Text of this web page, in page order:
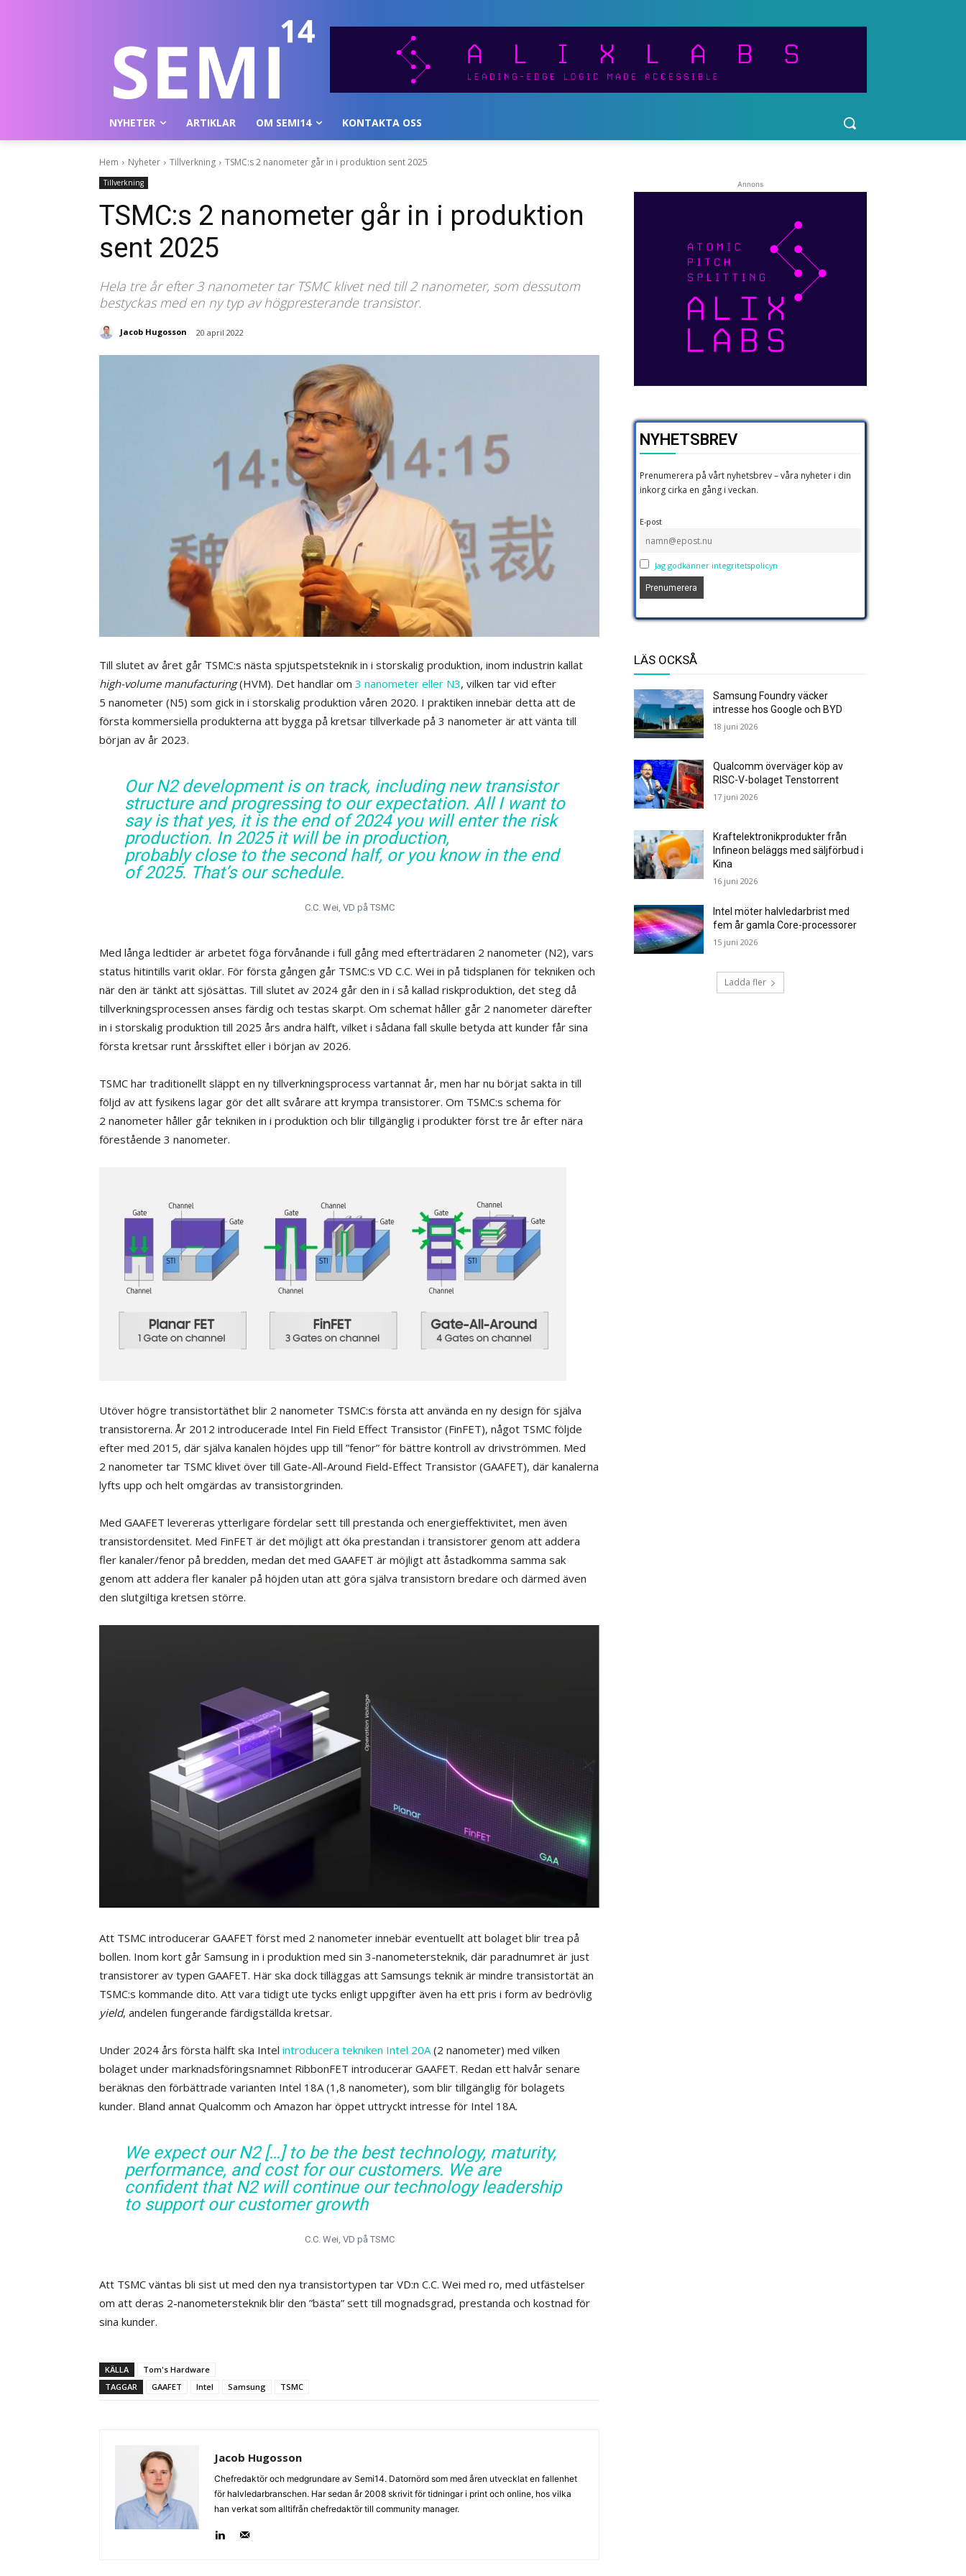
NYHETER ARTIKLAR OM SEMI14 KONTAKTA OSS
Hem Nyheter Tillverkning TSMC:s 2 nanometer går in i produktion sent 2025
Tillverkning
TSMC:s 2 nanometer går in i produktion
sent 2025
Hela tre år efter 3 nanometer tar TSMC klivet ned till 2 nanometer, som dessutom
bestyckas med en ny typ av högpresterande transistor.
Jacob Hugosson 20 april 2022
Till slutet av året går TSMC:s nästa spjutspetsteknik in i storskalig produktion, inom industrin kallat
high-volume manufacturing(HVM). Det handlar om 3 nanometer eller N3, vilken tar vid efter
5 nanometer (N5) som gick in i storskalig produktion våren 2020. I praktiken innebär detta att de
första kommersiella produkterna att bygga på kretsar tillverkade på 3 nanometer är att vänta till
början av år 2023.
Our N2 development is on track, including new transistor
structure and progressing to our expectation. All I want to
say is that yes, it is the end of 2024 you will enter the risk
production. In 2025 it will be in production,
probably close to the second half, or you know in the end
of 2025. That’s our schedule.
C.C. Wei, VD på TSMC
Med långa ledtider är arbetet föga förvånande i full gång med efterträdaren 2 nanometer (N2), vars
status hitintills varit oklar. För första gången går TSMC:s VD C.C. Wei in på tidsplanen för tekniken och
när den är tänkt att sjösättas. Till slutet av 2024 går den in i så kallad riskproduktion, det steg då
tillverkningsprocessen anses färdig och testas skarpt. Om schemat håller går 2 nanometer därefter
in i storskalig produktion till 2025 års andra hälft, vilket i sådana fall skulle betyda att kunder får sina
första kretsar runt årsskiftet eller i början av 2026.
TSMC har traditionellt släppt en ny tillverkningsprocess vartannat år, men har nu börjat sakta in till
följd av att fysikens lagar gör det allt svårare att krympa transistorer. Om TSMC:s schema för
2 nanometer håller går tekniken in i produktion och blir tillgänglig i produkter först tre år efter nära
förestående 3 nanometer.
Utöver högre transistortäthet blir 2 nanometer TSMC:s första att använda en ny design för själva
transistorerna. År 2012 introducerade Intel Fin Field Effect Transistor (FinFET), något TSMC följde
efter med 2015, där själva kanalen höjdes upp till ”fenor” för bättre kontroll av drivströmmen. Med
2 nanometer tar TSMC klivet över till Gate-All-Around Field-Effect Transistor (GAAFET), där kanalerna
lyfts upp och helt omgärdas av transistorgrinden.
Med GAAFET levereras ytterligare fördelar sett till prestanda och energieffektivitet, men även
transistordensitet. Med FinFET är det möjligt att öka prestandan i transistorer genom att addera
fler kanaler/fenor på bredden, medan det med GAAFET är möjligt att åstadkomma samma sak
genom att addera fler kanaler på höjden utan att göra själva transistorn bredare och därmed även
den slutgiltiga kretsen större.
Att TSMC introducerar GAAFET först med 2 nanometer innebär eventuellt att bolaget blir trea på
bollen. Inom kort går Samsung in i produktion med sin 3-nanometersteknik, där paradnumret är just
transistorer av typen GAAFET. Här ska dock tilläggas att Samsungs teknik är mindre transistortät än
TSMC:s kommande dito. Att vara tidigt ute tycks enligt uppgifter även ha ett pris i form av bedrövlig
yield, andelen fungerande färdigställda kretsar.
Under 2024 års första hälft ska Intel introducera tekniken Intel 20A(2 nanometer) med vilken
bolaget under marknadsföringsnamnet RibbonFET introducerar GAAFET. Redan ett halvår senare
beräknas den förbättrade varianten Intel 18A (1,8 nanometer), som blir tillgänglig för bolagets
kunder. Bland annat Qualcomm och Amazon har öppet uttryckt intresse för Intel 18A.
We expect our N2 […] to be the best technology, maturity,
performance, and cost for our customers. We are
confident that N2 will continue our technology leadership
to support our customer growth
C.C. Wei, VD på TSMC
Att TSMC väntas bli sist ut med den nya transistortypen tar VD:n C.C. Wei med ro, med utfästelser
om att deras 2-nanometersteknik blir den ”bästa” sett till mognadsgrad, prestanda och kostnad för
sina kunder.
KÄLLA
Tom's Hardware
TAGGAR
GAAFET Intel Samsung TSMC
Jacob Hugosson
Chefredaktör och medgrundare av Semi14. Datornörd som med åren utvecklat en fallenhet
för halvledarbranschen. Har sedan år 2008 skrivit för tidningar i print och online, hos vilka
han verkat som alltifrån chefredaktör till community manager.
Annons
NYHETSBREV
Prenumerera på vårt nyhetsbrev – våra nyheter i din
inkorg cirka en gång i veckan.
E-post
Jag godkänner integritetspolicyn
LÄS OCKSÅ
Samsung Foundry väcker
intresse hos Google och BYD
18 juni 2026
Qualcomm överväger köp av
RISC-V-bolaget Tenstorrent
17 juni 2026
Kraftelektronikprodukter från
Infineon beläggs med säljförbud i
Kina
16 juni 2026
Intel möter halvledarbrist med
fem år gamla Core-processorer
15 juni 2026
Ladda fler